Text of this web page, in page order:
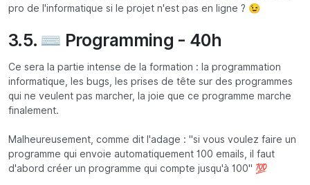
pro de l'informatique si le projet n'est pas en ligne ? 😉
3.5. ⌨️ Programming - 40h
Ce sera la partie intense de la formation : la programmation
informatique, les bugs, les prises de tête sur des programmes
qui ne veulent pas marcher, la joie que ce programme marche
finalement.
Malheureusement, comme dit l'adage : "si vous voulez faire un
programme qui envoie automatiquement 100 emails, il faut
d'abord créer un programme qui compte jusqu'à 100" 💯